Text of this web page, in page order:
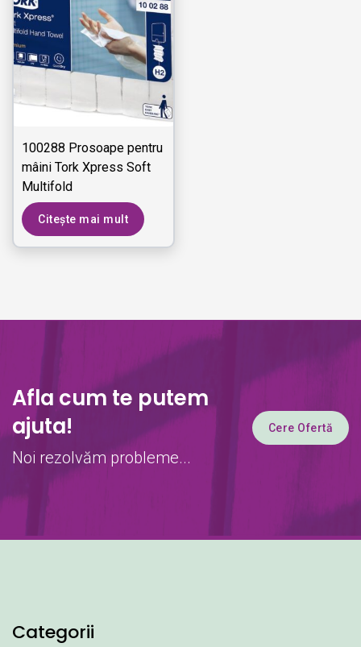
100288 Prosoape pentru
mâini Tork Xpress Soft
Multifold
Citește mai mult
Afla cum te putem
ajuta!
Noi rezolvăm probleme...
Cere Ofertă
Categorii